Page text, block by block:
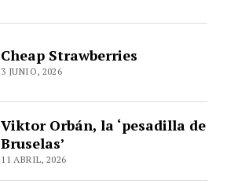
Cheap Strawberries
3 JUNIO, 2026
Viktor Orbán, la ‘pesadilla de
Bruselas’
11 ABRIL, 2026